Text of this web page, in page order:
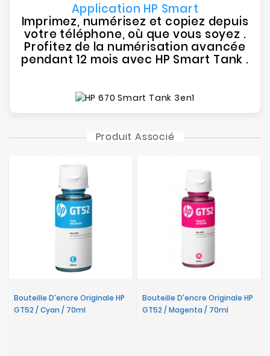
Application HP Smart
Imprimez, numérisez et copiez depuis
votre téléphone, où que vous soyez .
Profitez de la numérisation avancée
pendant 12 mois avec HP Smart Tank .
Produit Associé
Bouteille D'encre Originale HP
GT52 / Cyan / 70ml
Bouteille D'encre Originale HP
GT52 / Magenta / 70ml